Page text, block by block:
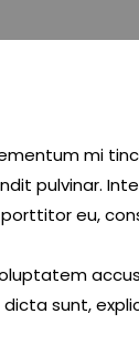
mi
pulvinar.
eu,
sunt,